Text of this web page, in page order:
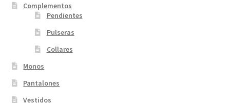
Complementos
Pendientes
Pulseras
Collares
Monos
Pantalones
Vestidos